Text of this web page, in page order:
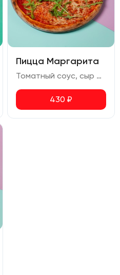
Пицца Маргарита
Томатный соус, сыр моцарелла, руккола, орегано
430 ₽